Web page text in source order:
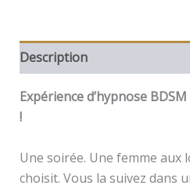
Description
Expérience d’hypnose
!
Une soirée. Une femme aux
choisit. Vous la suivez dans